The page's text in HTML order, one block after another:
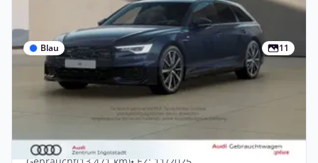
Blau 11
Privat Deal
Audi A6 Avant 55 TFSI e qu S line AHK
Hybrid • Automatik •
367 PS (270 kW)